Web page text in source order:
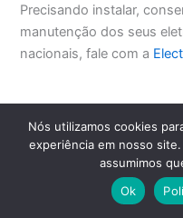
Precisando instalar,
manutenção dos seus
nacionais, fale com a
EM SÃO PAULO, GRANDE
AQUI E
Nós utilizamos cookies
experiência em nosso
assumimos
Ok